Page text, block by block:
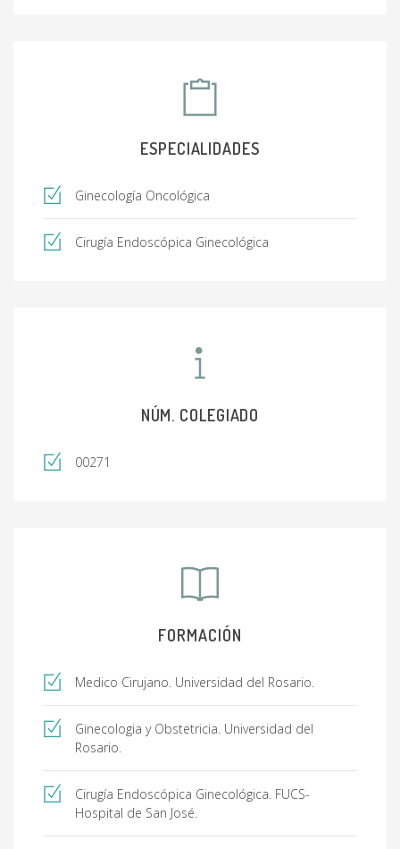
ESPECIALIDADES
Ginecología Oncológica
Cirugía Endoscópica Ginecológica
NÚM. COLEGIADO
00271
FORMACIÓN
Medico Cirujano. Universidad del Rosario.
Ginecologia y Obstetricia. Universidad del
Rosario.
Cirugía Endoscópica Ginecológica. FUCS-
Hospital de San José.